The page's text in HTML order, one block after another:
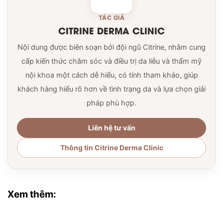
TÁC GIẢ
CITRINE DERMA CLINIC
Nội dung được biên soạn bởi đội ngũ Citrine, nhằm cung
cấp kiến thức chăm sóc và điều trị da liễu và thẩm mỹ
nội khoa một cách dễ hiểu, có tính tham khảo, giúp
khách hàng hiểu rõ hơn về tình trạng da và lựa chọn giải
pháp phù hợp.
Liên hệ tư vấn
Thông tin Citrine Derma Clinic
Xem thêm: